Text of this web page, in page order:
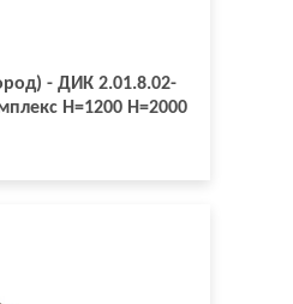
- ДИК 2.01.8.02-
H=1200 H=2000